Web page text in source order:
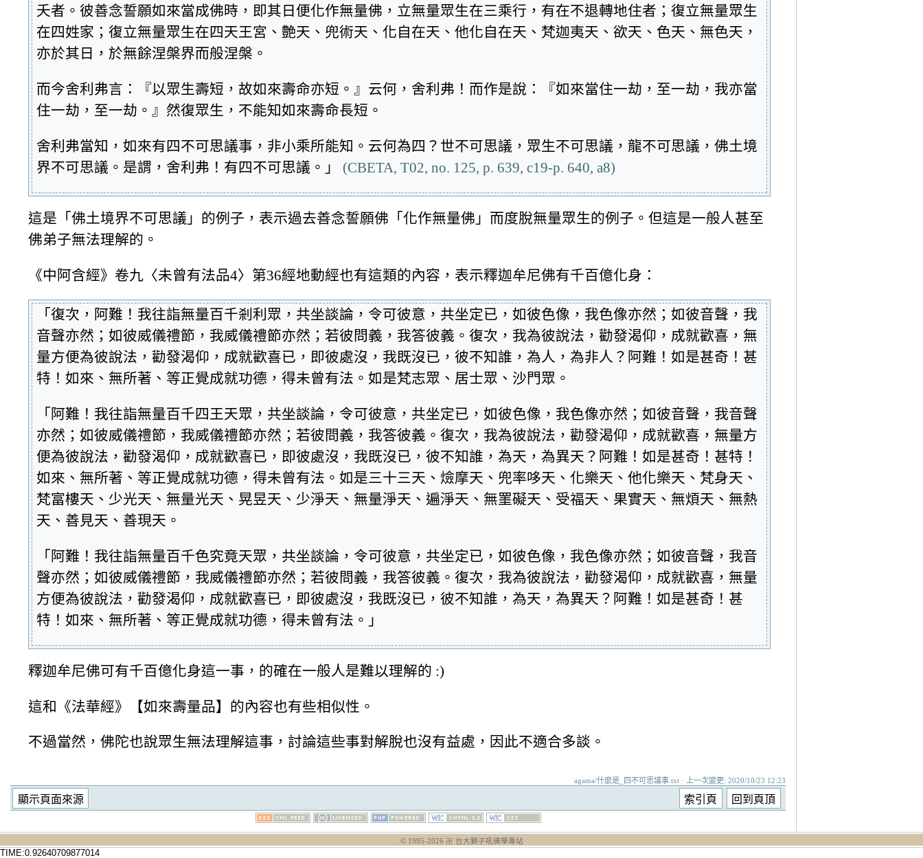
夭者。彼善念誓願如來當成佛時，即其日便化作無量佛，立無量眾生在三乘行，有在不退轉地住者；復立無量眾生
在四姓家；復立無量眾生在四天王宮、艶天、兜術天、化自在天、他化自在天、梵迦夷天、欲天、色天、無色天，
亦於其日，於無餘涅槃界而般涅槃。
而今舍利弗言：『以眾生壽短，故如來壽命亦短。』云何，舍利弗！而作是說：『如來當住一劫，至一劫，我亦當
住一劫，至一劫。』然復眾生，不能知如來壽命長短。
舍利弗當知，如來有四不可思議事，非小乘所能知。云何為四？世不可思議，眾生不可思議，龍不可思議，佛土境
界不可思議。是謂，舍利弗！有四不可思議。」 (CBETA, T02, no. 125, p. 639, c19-p. 640, a8)
這是「佛土境界不可思議」的例子，表示過去善念誓願佛「化作無量佛」而度脫無量眾生的例子。但這是一般人甚至
佛弟子無法理解的。
《中阿含經》卷九〈未曾有法品4〉第36經地動經也有這類的內容，表示釋迦牟尼佛有千百億化身：
「復次，阿難！我往詣無量百千剎利眾，共坐談論，令可彼意，共坐定已，如彼色像，我色像亦然；如彼音聲，我
音聲亦然；如彼威儀禮節，我威儀禮節亦然；若彼問義，我答彼義。復次，我為彼說法，勸發渴仰，成就歡喜，無
量方便為彼說法，勸發渴仰，成就歡喜已，即彼處沒，我既沒已，彼不知誰，為人，為非人？阿難！如是甚奇！甚
特！如來、無所著、等正覺成就功德，得未曾有法。如是梵志眾、居士眾、沙門眾。
「阿難！我往詣無量百千四王天眾，共坐談論，令可彼意，共坐定已，如彼色像，我色像亦然；如彼音聲，我音聲
亦然；如彼威儀禮節，我威儀禮節亦然；若彼問義，我答彼義。復次，我為彼說法，勸發渴仰，成就歡喜，無量方
便為彼說法，勸發渴仰，成就歡喜已，即彼處沒，我既沒已，彼不知誰，為天，為異天？阿難！如是甚奇！甚特！
如來、無所著、等正覺成就功德，得未曾有法。如是三十三天、㷿摩天、兜率哆天、化樂天、他化樂天、梵身天、
梵富樓天、少光天、無量光天、晃昱天、少淨天、無量淨天、遍淨天、無罣礙天、受福天、果實天、無煩天、無熱
天、善見天、善現天。
「阿難！我往詣無量百千色究竟天眾，共坐談論，令可彼意，共坐定已，如彼色像，我色像亦然；如彼音聲，我音
聲亦然；如彼威儀禮節，我威儀禮節亦然；若彼問義，我答彼義。復次，我為彼說法，勸發渴仰，成就歡喜，無量
方便為彼說法，勸發渴仰，成就歡喜已，即彼處沒，我既沒已，彼不知誰，為天，為異天？阿難！如是甚奇！甚
特！如來、無所著、等正覺成就功德，得未曾有法。」
釋迦牟尼佛可有千百億化身這一事，的確在一般人是難以理解的 :)
這和《法華經》【如來壽量品】的內容也有些相似性。
不過當然，佛陀也說眾生無法理解這事，討論這些事對解脫也沒有益處，因此不適合多談。
agama/什麼是_四不可思議事.txt · 上一次變更: 2020/10/23 12:23
© 1995-2026 卍 台大獅子吼佛學專站
TIME:0.92640709877014